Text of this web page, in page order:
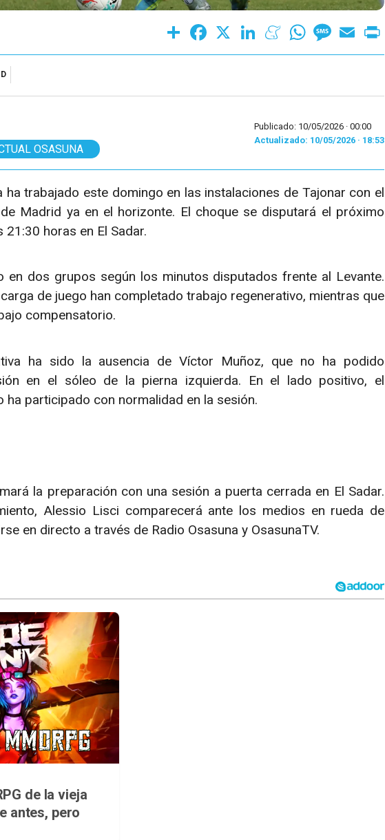
Share Facebook LinkedInMeneameWhatsAppMessage
Email
OSASUNA
Publicado: 10/05/2026 · 00:00
Actualizado: 10/05/2026 · 18:53
ha trabajado este domingo en las instalaciones de Tajonar con el
Madrid ya en el horizonte. El choque se disputará el próximo
horas en El Sadar.
en dos grupos según los minutos disputados frente al Levante.
de juego han completado trabajo regenerativo, mientras que
compensatorio.
ha sido la ausencia de Víctor Muñoz, que no ha podido
en el sóleo de la pierna izquierda. En el lado positivo, el
ha participado con normalidad en la sesión.
la preparación con una sesión a puerta cerrada en El Sadar.
Alessio Lisci comparecerá ante los medios en rueda de
en directo a través de Radio Osasuna y OsasunaTV.
de la vieja
antes, pero